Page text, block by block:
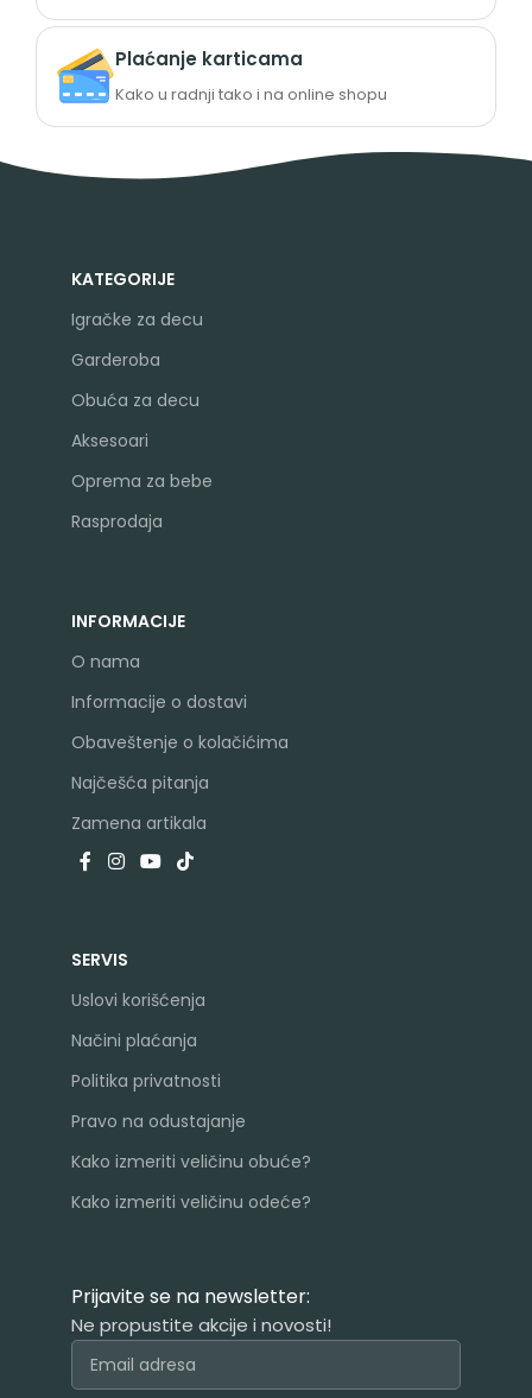
Plaćanje karticama
Kako u radnji tako i na online shopu
KATEGORIJE
Igračke za decu
Garderoba
Obuća za decu
Aksesoari
Oprema za bebe
Rasprodaja
INFORMACIJE
O nama
Informacije o dostavi
Obaveštenje o kolačićima
Najčešća pitanja
Zamena artikala
SERVIS
Uslovi korišćenja
Načini plaćanja
Politika privatnosti
Pravo na odustajanje
Kako izmeriti veličinu obuće?
Kako izmeriti veličinu odeće?
Prijavite se na newsletter:
Ne propustite akcije i novosti!